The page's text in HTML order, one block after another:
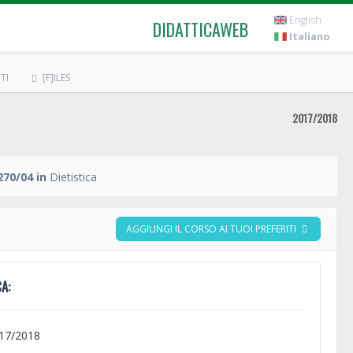
DIDATTICAWEB
English
Italiano
[F]ILES
2017/2018
04 in Dietistica
AGGIUNGI IL CORSO AI TUOI PREFERITI
2018